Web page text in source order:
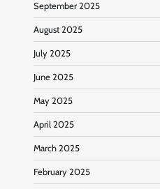
September 2025
August 2025
July 2025
June 2025
May 2025
April 2025
March 2025
February 2025